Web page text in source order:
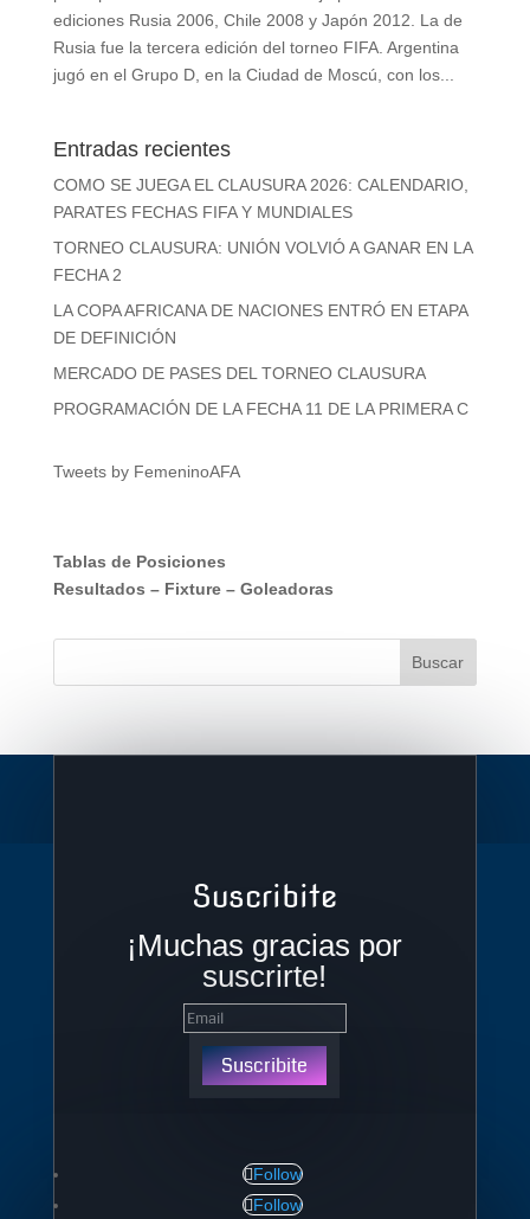
ediciones Rusia 2006, Chile 2008 y Japón 2012. La de
Rusia fue la tercera edición del torneo FIFA. Argentina
jugó en el Grupo D, en la Ciudad de Moscú, con los...
Entradas recientes
COMO SE JUEGA EL CLAUSURA 2026: CALENDARIO,
PARATES FECHAS FIFA Y MUNDIALES
TORNEO CLAUSURA: UNIÓN VOLVIÓ A GANAR EN LA
FECHA 2
LA COPA AFRICANA DE NACIONES ENTRÓ EN ETAPA
DE DEFINICIÓN
MERCADO DE PASES DEL TORNEO CLAUSURA
PROGRAMACIÓN DE LA FECHA 11 DE LA PRIMERA C
Tweets by FemeninoAFA
Tablas de Posiciones
Resultados – Fixture– Goleadoras
Suscribite
¡Muchas gracias por
suscrirte!
Suscribite
Follow
Follow